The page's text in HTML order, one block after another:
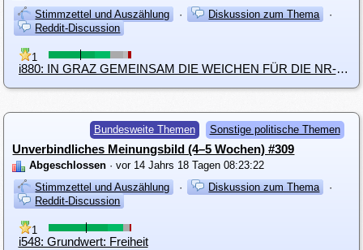
Stimmzettel und Auszählung
· Diskussion zum Thema
·
Reddit-Discussion
1
i880: IN GRAZ GEMEINSAM DIE WEICHEN FÜR DIE NR-WAHL STELLEN
Bundesweite Themen Sonstige politische Themen
Unverbindliches Meinungsbild (4–5 Wochen) #309
Abgeschlossen · vor 14 Jahrs 18 Tagen 08:23:22
Stimmzettel und Auszählung
· Diskussion zum Thema
·
Reddit-Discussion
1
i548: Grundwert: Freiheit